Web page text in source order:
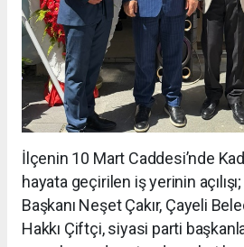
İlçenin 10 Mart Caddesi’nde
hayata geçirilen iş yerinin
Başkanı Neşet Çakır, Çayeli
Hakkı Çiftçi, siyasi parti